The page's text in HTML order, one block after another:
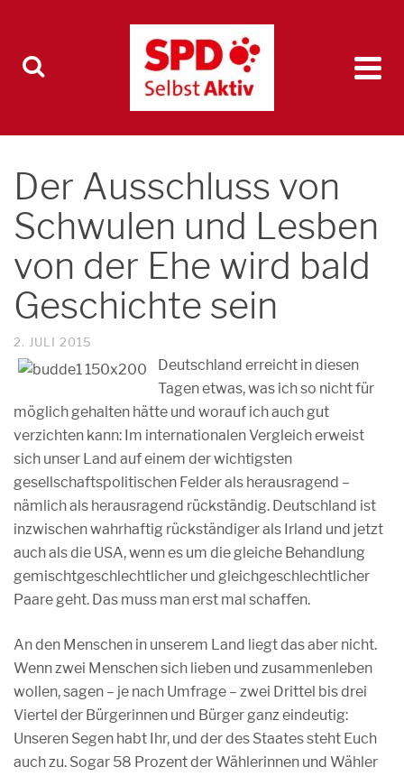
Der Ausschluss von
Schwulen und Lesben
von der Ehe wird bald
Geschichte sein
2. JULI 2015
Deutschland erreicht in diesen
Tagen etwas, was ich so nicht für
möglich gehalten hätte und worauf ich auch gut
verzichten kann: Im internationalen Vergleich erweist
sich unser Land auf einem der wichtigsten
gesellschaftspolitischen Felder als herausragend –
nämlich als herausragend rückständig. Deutschland ist
inzwischen wahrhaftig rückständiger als Irland und jetzt
auch als die USA, wenn es um die gleiche Behandlung
gemischtgeschlechtlicher und gleichgeschlechtlicher
Paare geht. Das muss man erst mal schaffen.
An den Menschen in unserem Land liegt das aber nicht.
Wenn zwei Menschen sich lieben und zusammenleben
wollen, sagen – je nach Umfrage – zwei Drittel bis drei
Viertel der Bürgerinnen und Bürger ganz eindeutig:
Unseren Segen habt Ihr, und der des Staates steht Euch
auch zu. Sogar 58 Prozent der Wählerinnen und Wähler